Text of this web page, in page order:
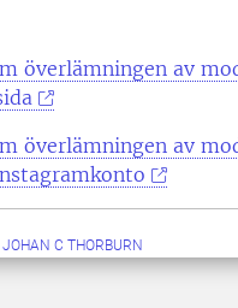
överlämningen av
överlämningen av
JOHAN C THORBURN